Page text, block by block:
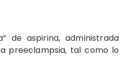
de aspirina, administrada
preeclampsia, tal como lo